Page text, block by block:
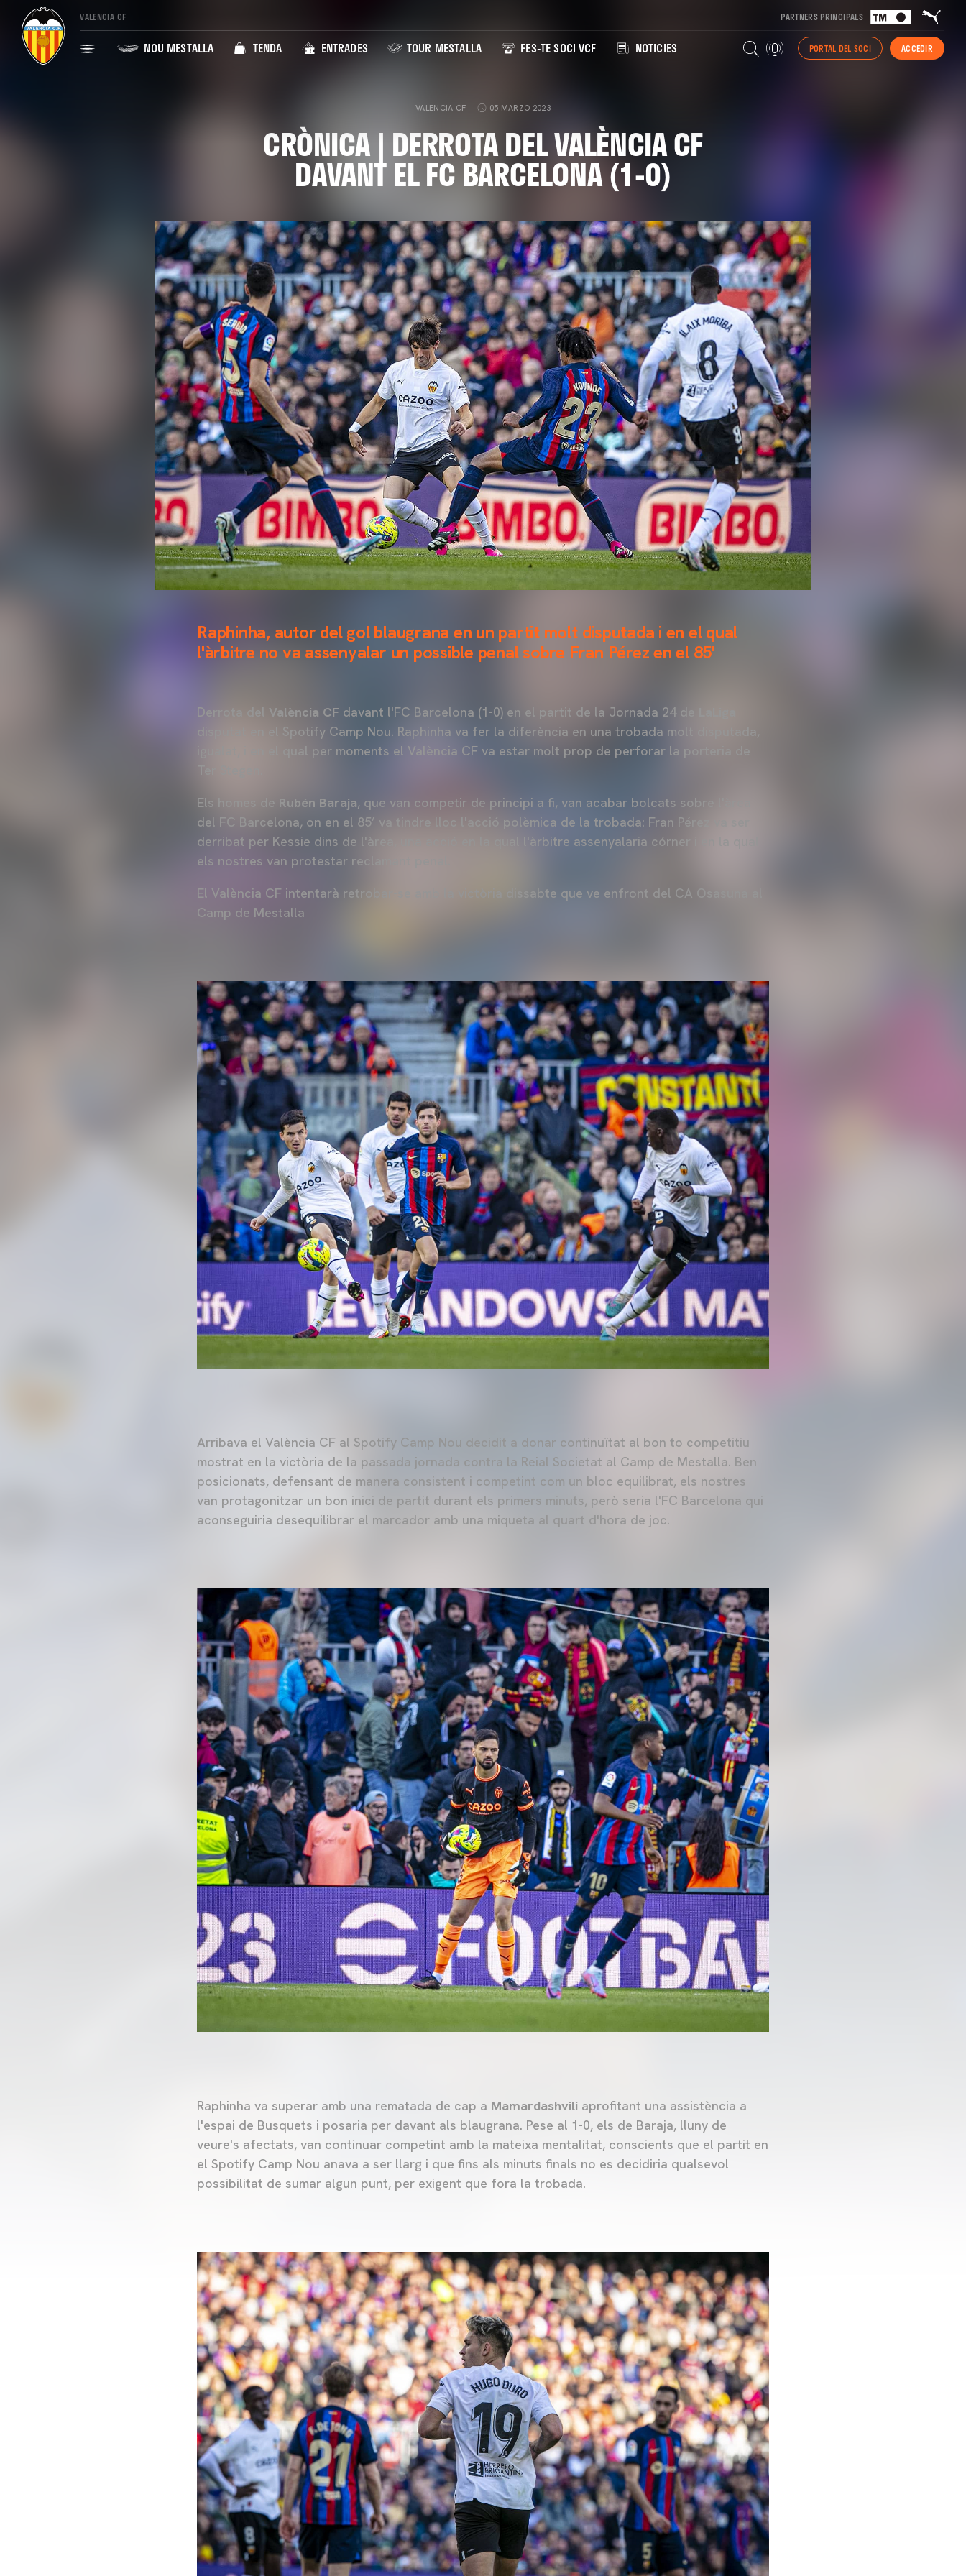
VALENCIA CF PARTNERS PRINCIPALS
NOU MESTALLA TENDA ENTRADES TOUR MESTALLA FES-TE SOCI VCF NOTICIES PORTAL DEL SOCI ACCEDIR
VALENCIA CF 05 MARZO 2023
CRÒNICA | DERROTA DEL VALÈNCIA CF
DAVANT EL FC BARCELONA (1-0)
Raphinha, autor del gol blaugrana en un partit molt disputada i en el qual
l'àrbitre no va assenyalar un possible penal sobre Fran Pérez en el 85'
Derrota del València CF davant l'FC Barcelona (1-0) en el partit de la Jornada 24 de
disputat en el Spotify Camp Nou. Raphinha va fer la diferència en una trobada molt disputada,
igualat, i en el qual per moments el València CF va estar molt prop de perforar la porteria de
Els homes de Rubén Baraja, que van competir de principi a fi, van acabar bolcats sobre l'àrea
del FC Barcelona, on en el 85’ va tindre lloc l'acció polèmica de la trobada: Fran Pérez va ser
derribat per Kessie dins de l'àrea, una acció en la qual l'àrbitre assenyalaria córner i en la qual
els nostres van protestar reclamant penal.
El València CF intentarà retrobar-se amb la victòria dissabte que ve enfront del CA Osasuna al
Camp de Mestalla
Arribava el València CF al Spotify Camp Nou decidit a donar continuïtat al bon to competitiu
mostrat en la victòria de la passada jornada contra la Reial Societat al Camp de Mestalla. Ben
posicionats, defensant de manera consistent i competint com un bloc equilibrat, els nostres
van protagonitzar un bon inici de partit durant els primers minuts, però seria l'FC Barcelona qui
aconseguiria desequilibrar el marcador amb una miqueta al quart d'hora de joc.
Raphinha va superar amb una rematada de cap a Mamardashvili aprofitant una assistència a
l'espai de Busquets i posaria per davant als blaugrana. Pese al 1-0, els de Baraja, lluny de
veure's afectats, van continuar competint amb la mateixa mentalitat, conscients que el partit en
el Spotify Camp Nou anava a ser llarg i que fins als minuts finals no es decidiria qualsevol
possibilitat de sumar algun punt, per exigent que fora la trobada.